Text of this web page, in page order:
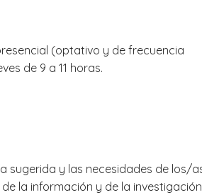
(optativo y de frecuencia
de 9 a 11 horas.
sugerida y las necesidades de los/
la información y de la